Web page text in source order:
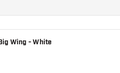
Wing - White